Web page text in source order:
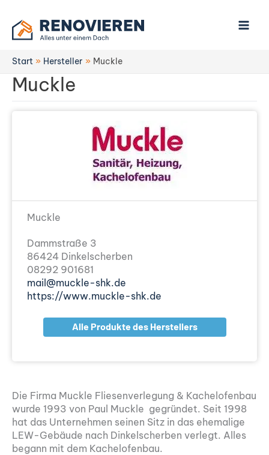
Inhalt
springen
Start Hersteller Muckle
Muckle
Muckle
Dammstraße 3
86424 Dinkelscherben
08292 901681
mail@muckle-shk.de
https://www.muckle-shk.de
Alle Produkte des Herstellers
Die Firma Muckle Fliesenverlegung & Kachelofenbau
wurde 1993 von Paul Muckle gegründet. Seit 1998
hat das Unternehmen seinen Sitz in das ehemalige
LEW-Gebäude nach Dinkelscherben verlegt. Alles
begann mit dem Kachelofenbau.